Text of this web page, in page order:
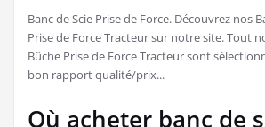
Banc de Scie Prise de Force. Découvrez nos
Prise de Force Tracteur sur notre site. Tout
Bûche Prise de Force Tracteur sont
bon rapport qualité/prix...
Où acheter banc de